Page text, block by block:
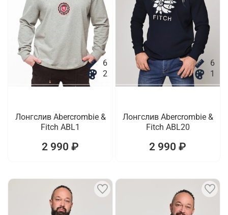
6
2
Лонгслив Abercrombie &
Fitch ABL1
2 990 ₽
6
1
Лонгслив Abercrombie &
Fitch ABL20
2 990 ₽